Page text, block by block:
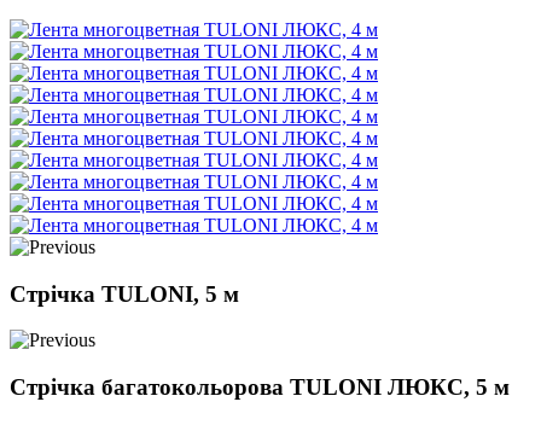
Стрічка TULONI, 5 м
Стрічка багатокольорова TULONI ЛЮКС, 5 м